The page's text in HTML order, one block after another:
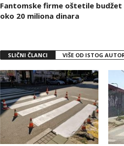
Fantomske firme oštetile budžet
oko 20 miliona dinara
SLIČNI ČLANCI VIŠE OD ISTOG